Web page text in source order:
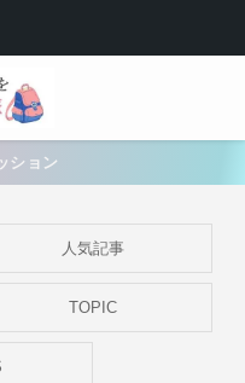
ション
人気記事
TOPIC